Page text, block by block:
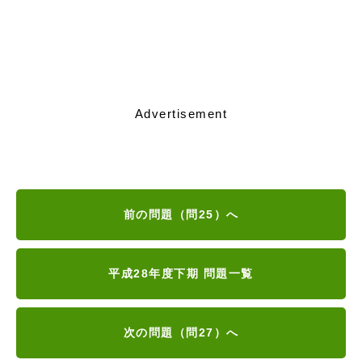
Advertisement
前の問題（問25）へ
平成28年度下期 問題一覧
次の問題（問27）へ